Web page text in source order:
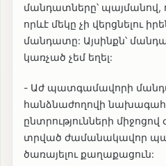
մանդատները՝ պայմանով,
որևէ մեկը չի վերցնելու
մանդատը: Այսինքն՝
կառչած չեմ եղել:
-️ Աժ պատգամավորի
հանձնաժողովի
ընտրությունների միջոցով
տրված ժամանակավոր
ծառայելու քաղաքացուն: